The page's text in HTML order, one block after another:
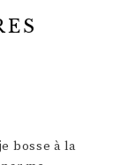
bosse à la